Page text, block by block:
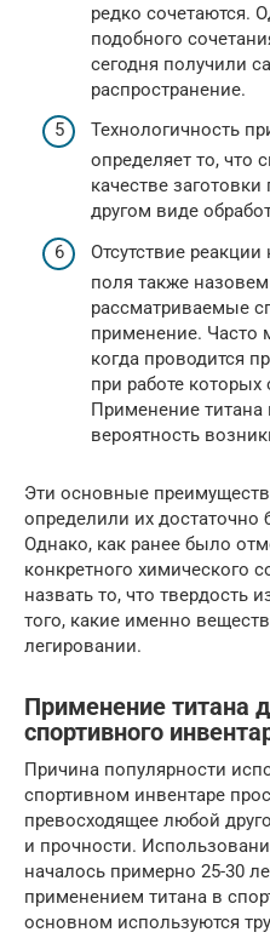
редко сочетаются.
подобного
сегодня получили
распространение.
Технологичность
определяет то, что
качестве
другом виде
Отсутствие
поля также
рассматриваемые
применение. Часто
когда проводится
при работе которых
Применение титана
вероятность
Эти основные
определили их достаточно
Однако, как ранее было
конкретного химического
назвать то, что твердость
того, какие именно
легировании.
Применение титана
спортивного
Причина популярности
спортивном инвентаре
превосходящее любой
и прочности.
началось примерно 25-30
применением титана в
основном используются